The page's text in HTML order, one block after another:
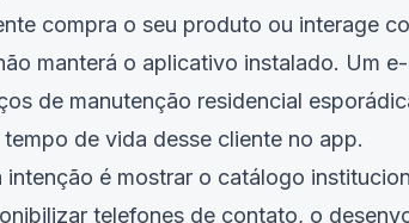
compra o seu produto ou interage
manterá o aplicativo instalado. Um
de manutenção residencial
de vida desse cliente no app.
intenção é mostrar o catálogo
telefones de contato, o